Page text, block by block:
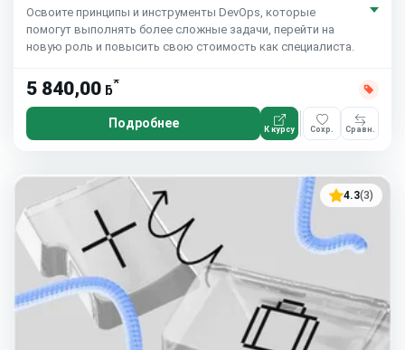
Освоите принципы и инструменты DevOps, которые
помогут выполнять более сложные задачи, перейти на
новую роль и повысить свою стоимость как специалиста.
5 840,00 ƃ*
Подробнее К курсу Сохр. Сравн.
4.3(3)